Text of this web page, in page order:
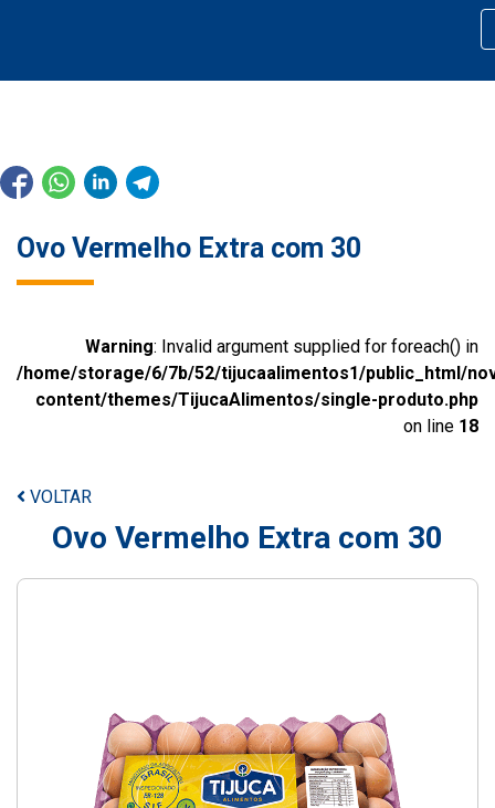
Ovo Vermelho Extra com 30
Warning: Invalid argument supplied for foreach() in
/home/storage/6/7b/52/tijucaalimentos1/public_html/
content/themes/TijucaAlimentos/single-produto.php
on line 18
VOLTAR
Ovo Vermelho Extra com 30